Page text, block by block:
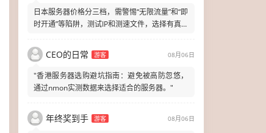
日本服务器价格分三档，需警惕“无限流量”和“即
时开通”等陷阱，测试IP和测速文件，选择有真实
CEO的日常 游客 08月06日
"香港服务器选购避坑指南：避免被高防忽悠，
通过nmon实测数据来选择适合的服务器。"
年终奖到手 游客 08月06日